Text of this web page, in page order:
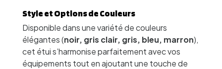
Style et Options de Couleurs
Disponible dans une variété de couleurs
élégantes (noir, gris clair, gris, bleu, marron),
cet étui s’harmonise parfaitement avec vos
équipements tout en ajoutant une touche de